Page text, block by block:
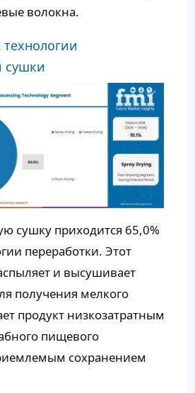
волокна.
сушки
сушку приходится 65,0%
переработки. Этот
и высушивает
получения мелкого
продукт низкозатратным
пищевого
сохранением